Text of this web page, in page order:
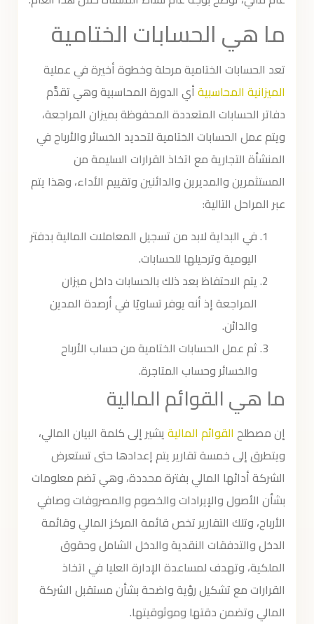
ما هي الحسابات الختامية
تعد الحسابات الختامية مرحلة وخطوة أخيرة في عملية
الميزانية المحاسبيةأي الدورة المحاسبية وهي تقدَّم
دفاتر الحسابات المتعددة المحفوظة بميزان المراجعة،
ويتم عمل الحسابات الختامية لتحديد الخسائر والأرباح في
المنشأة التجارية مع اتخاذ القرارات السليمة من
المستثمرين والمديرين والدائنين وتقييم الأداء، وهذا يتم
عبر المراحل التالية:
في البداية لابد من تسجيل المعاملات المالية بدفتر
اليومية وترحيلها للحسابات.
يتم الاحتفاظ بعد ذلك بالحسابات داخل ميزان
المراجعة إذ أنه يوفر تساويًا في أرصدة المدين
والدائن.
ثم عمل الحسابات الختامية من حساب الأرباح
والخسائر وحساب المتاجرة.
ما هي القوائم المالية
إن مصطلحالقوائم الماليةيشير إلى كلمة البيان المالي،
ويتطرق إلى خمسة تقارير يتم إعدادها حتى تستعرض
الشركة أدائها المالي بفترة محددة، وهي تضم معلومات
بشأن الأصول والإيرادات والخصوم والمصروفات وصافي
الأرباح، وتلك التقارير تخص قائمة المركز المالي وقائمة
الدخل والتدفقات النقدية والدخل الشامل وحقوق
الملكية، وتهدف لمساعدة الإدارة العليا في اتخاذ
القرارات مع تشكيل رؤية واضحة بشأن مستقبل الشركة
المالي وتضمن دقتها وموثوقيتها.